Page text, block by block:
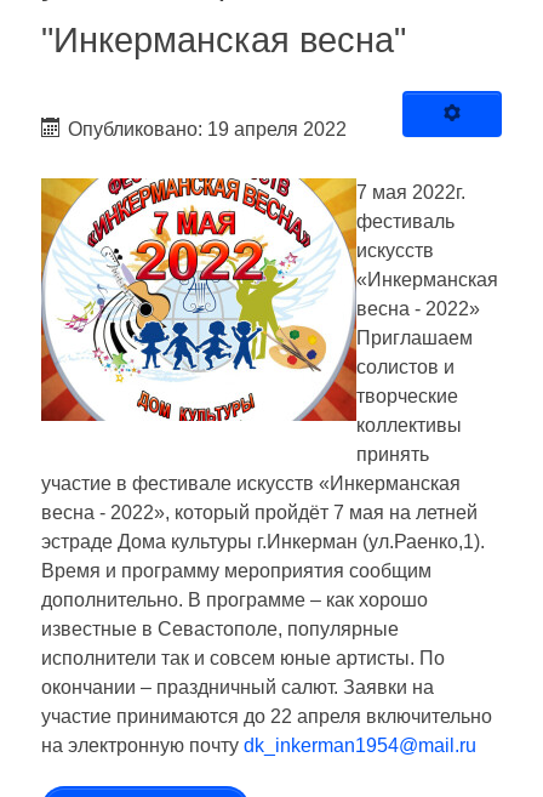
"Инкерманская весна"
Опубликовано: 19 апреля 2022
7 мая 2022г.
фестиваль
искусств
«Инкерманская
весна - 2022»
Приглашаем
солистов и
творческие
коллективы
принять
участие в фестивале искусств «Инкерманская
весна - 2022», который пройдёт 7 мая на летней
эстраде Дома культуры г.Инкерман (ул.Раенко,1).
Время и программу мероприятия сообщим
дополнительно. В программе – как хорошо
известные в Севастополе, популярные
исполнители так и совсем юные артисты. По
окончании – праздничный салют. Заявки на
участие принимаются до 22 апреля включительно
на электронную почту dk_inkerman1954@mail.ru